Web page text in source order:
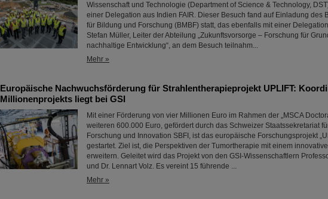
Wissenschaft und Technologie (Department of Science & Technology,
einer Delegation aus Indien FAIR. Dieser Besuch fand auf Einladung des
für Bildung und Forschung (BMBF) statt, das ebenfalls mit einer
Stefan Müller, Leiter der Abteilung „Zukunftsvorsorge – Forschung für
nachhaltige Entwicklung“, an dem Besuch teilnahm...
Mehr »
Europäische Nachwuchsförderung für Strahlentherapieprojekt UPLIFT:
Millionenprojekts liegt bei GSI
Mit einer Förderung von vier Millionen Euro im Rahmen der „MSCA
weiteren 600.000 Euro, gefördert durch das Schweizer Staatssekretariat
Forschung und Innovation SBFI, ist das europäische Forschungsprojekt
gestartet. Ziel ist, die Perspektiven der Tumortherapie mit einem
erweitern. Geleitet wird das Projekt von den GSI-Wissenschaftlern
und Dr. Lennart Volz. Es vereint 15 führende ...
Mehr »